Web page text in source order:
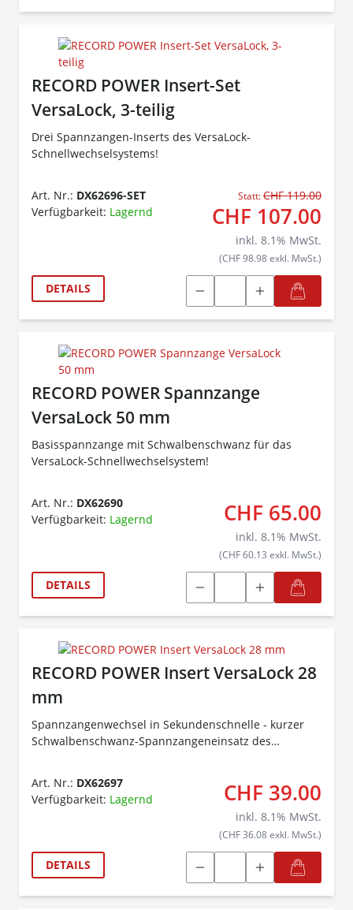
RECORD POWER Insert-Set
VersaLock, 3-teilig
Drei Spannzangen-Inserts des VersaLock-
Schnellwechselsystems!
Art. Nr.: DX62696-SET
Verfügbarkeit: Lagernd
Statt:CHF 119.00
CHF 107.00
inkl. 8.1% MwSt.
(CHF 98.98 exkl. MwSt.)
DETAILS
RECORD POWER Spannzange
VersaLock 50 mm
Basisspannzange mit Schwalbenschwanz für das
VersaLock-Schnellwechselsystem!
Art. Nr.: DX62690
Verfügbarkeit: Lagernd CHF 65.00
inkl. 8.1% MwSt.
(CHF 60.13 exkl. MwSt.)
DETAILS
RECORD POWER Insert VersaLock 28
mm
Spannzangenwechsel in Sekundenschnelle - kurzer
Schwalbenschwanz-Spannzangeneinsatz des
Art. Nr.: DX62697
Verfügbarkeit: Lagernd CHF 39.00
inkl. 8.1% MwSt.
(CHF 36.08 exkl. MwSt.)
DETAILS